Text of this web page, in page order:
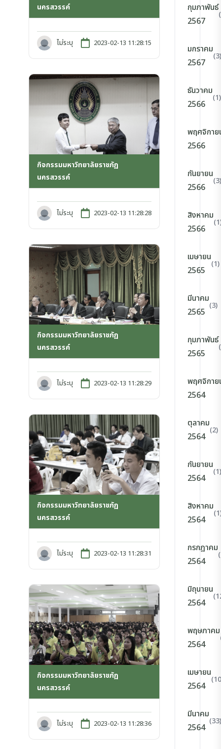
นครสวรรค์
ไม่ระบุ 2023-02-13 11:28:15
กิจกรรมมหาวิทยาลัยราชภัฏ
นครสวรรค์
ไม่ระบุ 2023-02-13 11:28:28
กิจกรรมมหาวิทยาลัยราชภัฏ
นครสวรรค์
ไม่ระบุ 2023-02-13 11:28:29
กิจกรรมมหาวิทยาลัยราชภัฏ
นครสวรรค์
ไม่ระบุ 2023-02-13 11:28:31
กิจกรรมมหาวิทยาลัยราชภัฏ
นครสวรรค์
ไม่ระบุ 2023-02-13 11:28:36
กุมภาพันธ์
2567
มกราคม
2567
(3)
ธันวาคม
2566
(1)
พฤศจิกาย
2566
กันยายน
2566
(3)
สิงหาคม
2566
เมษายน
2565
(1)
มีนาคม
2565
(3)
กุมภาพันธ์
2565
พฤศจิกาย
2564
ตุลาคม
2564
(2)
กันยายน
2564
(1)
สิงหาคม
2564
กรกฎาคม
2564
มิถุนายน
2564
พฤษภาคม
2564
เมษายน
2564
มีนาคม
2564
(33)